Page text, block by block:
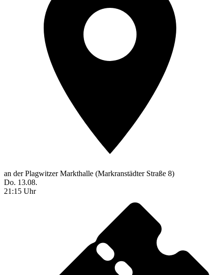
an der Plagwitzer Markthalle (Markranstädter Straße 8)
Do. 13.08.
21:15 Uhr